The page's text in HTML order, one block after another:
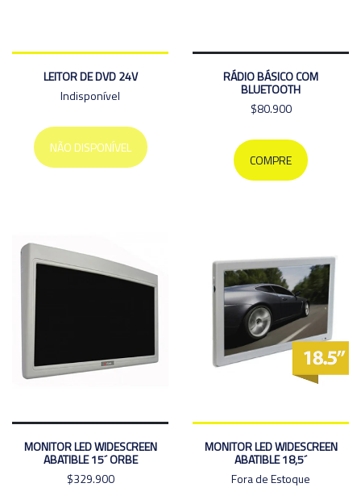
LEITOR DE DVD 24V
Indisponível
NÃO DISPONÍVEL
RÁDIO BÁSICO COM
BLUETOOTH
$80.900
COMPRE
MONITOR LED WIDESCREEN
ABATIBLE 15´ ORBE
$329.900
MONITOR LED WIDESCREEN
ABATIBLE 18,5´
Fora de Estoque